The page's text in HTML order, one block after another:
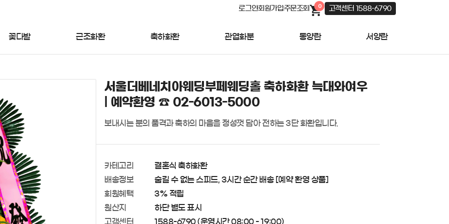
로그인회원가입주문조회 0 고객센터 1588-6790
꽃다발 근조화환 축하화환 관엽화분 동양란 서양란
서울더베네치아웨딩부페웨딩홀 축하화환 늑대와여우
| 예약환영 ☎ 02-6013-5000
보내시는 분의 품격과 축하의 마음을 정성껏 담아 전하는 3단 화환입니다.
카테고리
결혼식 축하화환
배송정보
숨길 수 없는 스피드, 3시간 순간 배송 [예약 환영 상품]
회원혜택
3% 적립
원산지
하단 별도 표시
고객센터
1588-6790 (운영시간 08:00 - 19:00)